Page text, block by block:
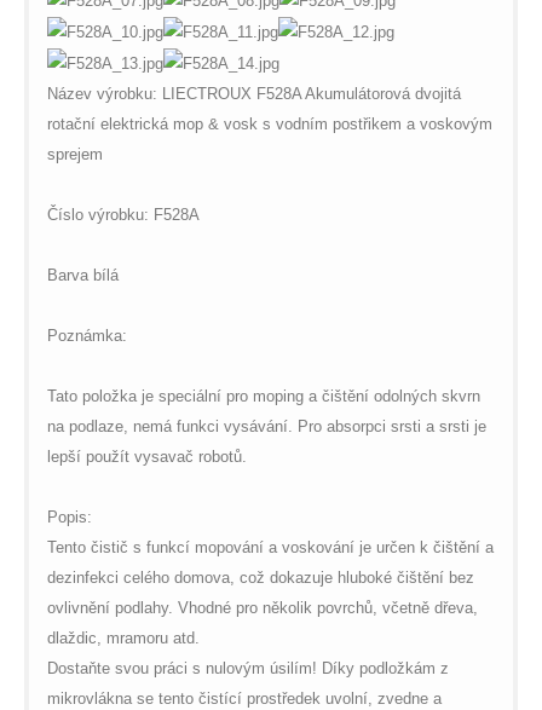
global.com/includes/templates/theme100/templates/
on line
Název výrobku: LIECTROUX F528A Akumulátorová dvojitá
rotační elektrická mop & vosk s vodním postřikem a voskovým
sprejem
Číslo výrobku: F528A
Barva bílá
Poznámka:
Tato položka je speciální pro moping a čištění odolných skvrn
na podlaze, nemá funkci vysávání. Pro absorpci srsti a srsti je
lepší použít vysavač robotů.
Popis:
Tento čistič s funkcí mopování a voskování je určen k čištění a
dezinfekci celého domova, což dokazuje hluboké čištění bez
ovlivnění podlahy. Vhodné pro několik povrchů, včetně dřeva,
dlaždic, mramoru atd.
Dostaňte svou práci s nulovým úsilím! Díky podložkám z
mikrovlákna se tento čistící prostředek uvolní, zvedne a